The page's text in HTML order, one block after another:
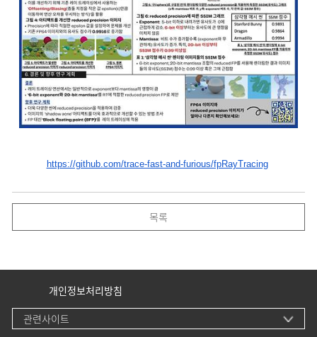
https://github.com/trace-fast-and-furious/fpRayTracing
목록
개인정보처리방침
관련사이트